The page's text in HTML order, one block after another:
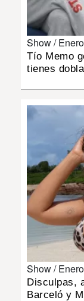
SHOW
DEPORTES
INSÓLITAS
MULTIMEDIA
IMPRESO
Show /
Tío Memo
tienes
Show /
Disculpas,
Barceló y